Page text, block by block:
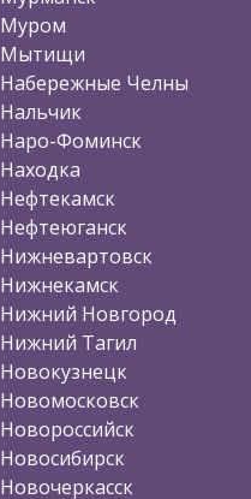
Муром
Мытищи
Набережные Челны
Нальчик
Наро-Фоминск
Находка
Нефтекамск
Нефтеюганск
Нижневартовск
Нижнекамск
Нижний Новгород
Нижний Тагил
Новокузнецк
Новомосковск
Новороссийск
Новосибирск
Новочеркасск